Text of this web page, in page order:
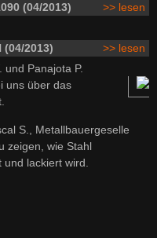
(04/2013) >> lesen
2013)
>> lesen
und Panajota P.
uns über das
S., Metallbauergeselle
zeigen, wie Stahl
lackiert wird.